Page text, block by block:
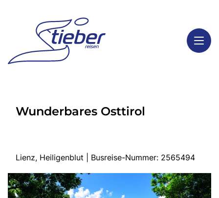
Highlights
Start
Wunderbares Osttirol
Lienz, Heiligenblut | Busreise-Nummer: 2565494